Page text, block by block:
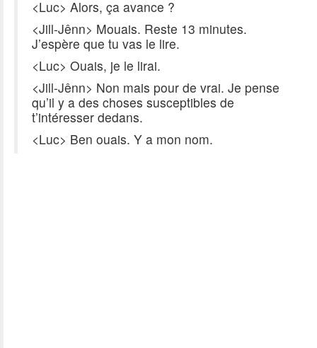
<Luc> Alors, ça avance ?
<Jill-Jênn> Mouais. Reste 13 minutes.
J’espère que tu vas le lire.
<Luc> Ouais, je le lirai.
<Jill-Jênn> Non mais pour de vrai. Je pense
qu’il y a des choses susceptibles de
t’intéresser dedans.
<Luc> Ben ouais. Y a mon nom.